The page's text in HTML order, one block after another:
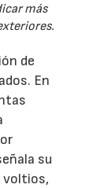
más
de
En
su
voltios,